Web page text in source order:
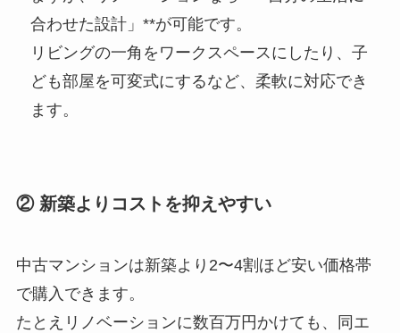
合わせた設計」**が可能です。
リビングの一角をワークスペースにしたり、子
ども部屋を可変式にするなど、柔軟に対応でき
ます。
② 新築よりコストを抑えやすい
中古マンションは新築より2〜4割ほど安い価格帯
で購入できます。
たとえリノベーションに数百万円かけても、同エ